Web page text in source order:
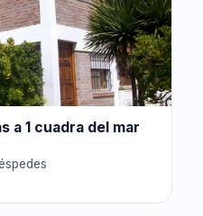
a 1 cuadra del mar